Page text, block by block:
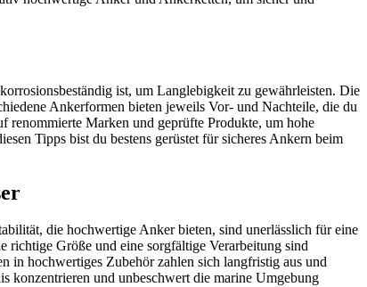
ist, um Langlebigkeit zu gewährleisten. Die
Ankerformen bieten jeweils Vor- und Nachteile, die du
Marken und geprüfte Produkte, um hohe
Tipps bist du bestens gerüstet für sicheres Ankern beim
die hochwertige Anker bieten, sind unerlässlich für eine
richtige Größe und eine sorgfältige Verarbeitung sind
in hochwertiges Zubehör zahlen sich langfristig aus und
konzentrieren und unbeschwert die marine Umgebung